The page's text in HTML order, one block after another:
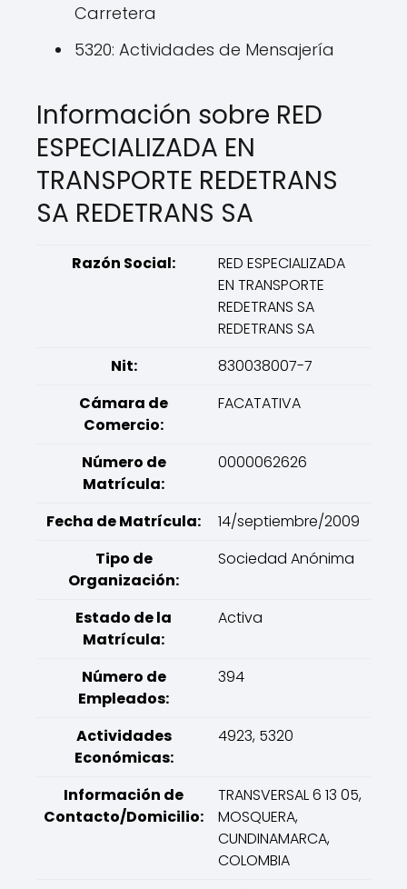
Carretera
5320: Actividades de Mensajería
Información sobre RED
ESPECIALIZADA EN
TRANSPORTE REDETRANS
SA REDETRANS SA
Razón Social:
RED ESPECIALIZADA
EN TRANSPORTE
REDETRANS SA
REDETRANS SA
Nit:
830038007-7
Cámara de
Comercio:
FACATATIVA
Número de
Matrícula:
0000062626
Fecha de Matrícula:
14/septiembre/2009
Tipo de
Organización:
Sociedad Anónima
Estado de la
Matrícula:
Activa
Número de
Empleados:
394
Actividades
Económicas:
4923, 5320
Información de
Contacto/Domicilio:
TRANSVERSAL 6 13 05,
MOSQUERA,
CUNDINAMARCA,
COLOMBIA